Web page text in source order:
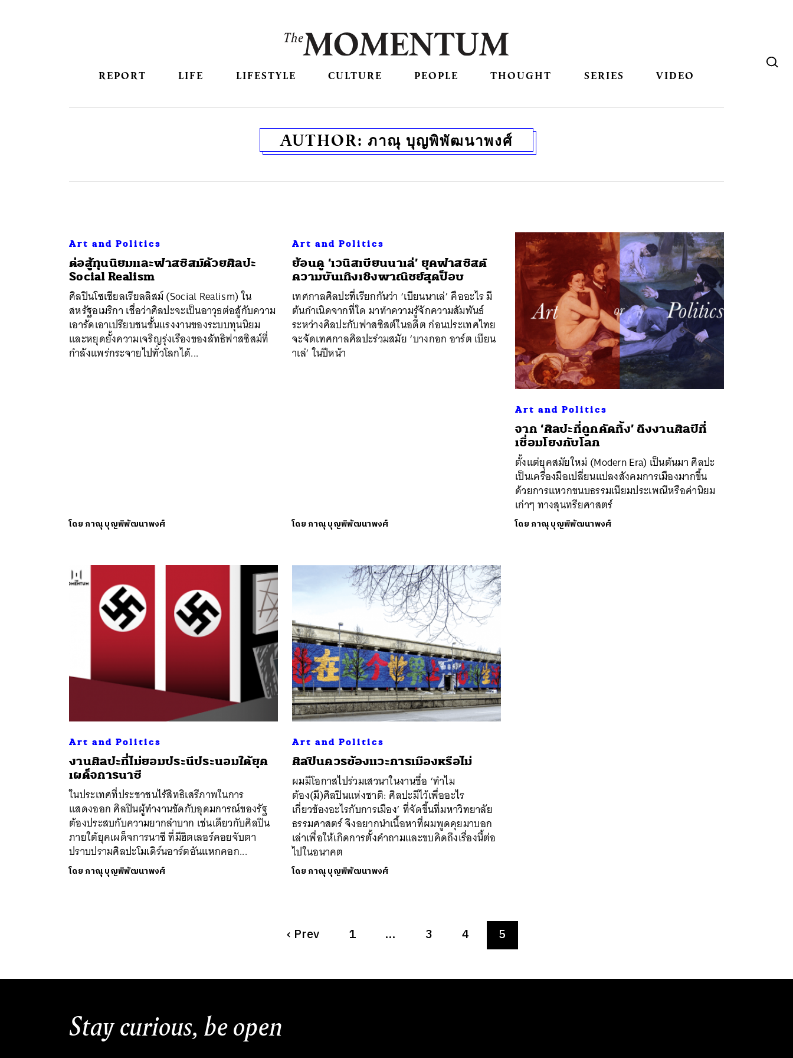
REPORT LIFE LIFESTYLE CULTURE PEOPLE THOUGHT SERIES VIDEO
AUTHOR: ภาณุ บุญพิพัฒนาพงศ์
Art and Politics
ต่อสู้ทุนนิยมและฟาสซิสม์ด้วยศิลปะ
Social Realism
ศิลปินโซเชียลเรียลลิสม์ (Social Realism) ใน
สหรัฐอเมริกา เชื่อว่าศิลปะจะเป็นอาวุธต่อสู้กับความ
เอารัดเอาเปรียบชนชั้นแรงงานของระบบทุนนิยม
และหยุดยั้งความเจริญรุ่งเรืองของลัทธิฟาสซิสม์ที่
กำลังแพร่กระจายไปทั่วโลกได้...
โดย ภาณุ บุญพิพัฒนาพงศ์
Art and Politics
ย้อนดู ‘เวนิสเบียนนาเล่’ ยุคฟาสซิสต์
ความบันเทิงเชิงพาณิชย์สุดป็อบ
เทศกาลศิลปะที่เรียกกันว่า ‘เบียนนาเล่’ คืออะไร มี
ต้นกำเนิดจากที่ใด มาทำความรู้จักความสัมพันธ์
ระหว่างศิลปะกับฟาสซิสต์ในอดีต ก่อนประเทศไทย
จะจัดเทศกาลศิลปะร่วมสมัย ‘บางกอก อาร์ต เบียน
าเล่’ ในปีหน้า
โดย ภาณุ บุญพิพัฒนาพงศ์
Art and Politics
​จาก ‘ศิลปะที่ถูกคัดทิ้ง’ ถึงงานศิลป์ที่
เชื่อมโยงกับโลก
ตั้งแต่ยุคสมัยใหม่ (Modern Era) เป็นต้นมา ศิลปะ
เป็นเครื่องมือเปลี่ยนแปลงสังคมการเมืองมากขึ้น
ด้วยการแหวกขนบธรรมเนียมประเพณีหรือค่านิยม
เก่าๆ ทางสุนทรียศาสตร์
โดย ภาณุ บุญพิพัฒนาพงศ์
Art and Politics
​งานศิลปะที่ไม่ยอมประนีประนอมใต้ยุค
เผด็จการนาซี
ในประเทศที่ประชาชนไร้สิทธิเสรีภาพในการ
แสดงออก ศิลปินผู้ทำงานขัดกับอุดมการณ์ของรัฐ
ต้องประสบกับความยากลำบาก เช่นเดียวกับศิลปิน
ภายใต้ยุคเผด็จการนาซี ที่มีฮิตเลอร์คอยจับตา
ปราบปรามศิลปะโมเดิร์นอาร์ตอันแหกคอก...
โดย ภาณุ บุญพิพัฒนาพงศ์
Art and Politics
ศิลปินควรข้องแวะการเมืองหรือไม่
ผมมีโอกาสไปร่วมเสวนาในงานชื่อ ‘ทำไม
ต้อง(มี)ศิลปินแห่งชาติ: ศิลปะมีไว้เพื่ออะไร
เกี่ยวข้องอะไรกับการเมือง’ ที่จัดขึ้นที่มหาวิทยาลัย
ธรรมศาสตร์ จึงอยากนำเนื้อหาที่ผมพูดคุยมาบอก
เล่าเพื่อให้เกิดการตั้งคำถามและขบคิดถึงเรื่องนี้ต่อ
ไปในอนาคต
โดย ภาณุ บุญพิพัฒนาพงศ์
‹ Prev 1 … 3 4 5
Stay curious, be open
ค้นหา
SHARE TWEET LINE EMAIL